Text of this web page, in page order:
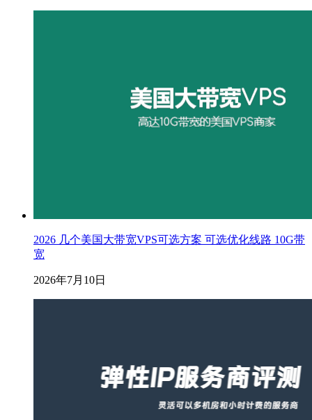
2026 几个美国大带宽VPS可选方案 可选优化线路 10G带
宽
2026年7月10日